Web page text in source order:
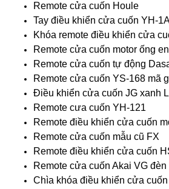
Remote cửa cuốn Houle
Tay điều khiển cửa cuốn YH-
Khóa remote điều khiển cửa
Remote cửa cuốn motor ống
Remote cửa cuốn tự động
Remote cửa cuốn YS-168 mã
Điều khiển cửa cuốn JG xanh
Remote cưa cuốn YH-121
Remote điều khiển cửa cuốn
Remote cửa cuốn mẫu cũ FX
Remote điều khiển cửa cuốn
Remote cửa cuốn Akai VG đèn
Chìa khóa điều khiển cửa